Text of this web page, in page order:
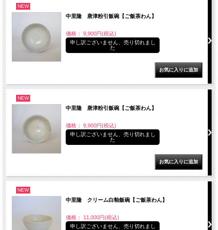
NEW
中里隆 唐津粉引飯碗【ご飯茶わん】
価格： 9,900円(税込)
申し訳ございません、売り切れまし
た
NEW
中里隆 唐津粉引飯碗【ご飯茶わん】
価格： 9,900円(税込)
申し訳ございません、売り切れまし
た
NEW
中里隆 クリーム白釉飯碗【ご飯茶わん】
価格： 11,000円(税込)
申し訳ございません、売り切れまし